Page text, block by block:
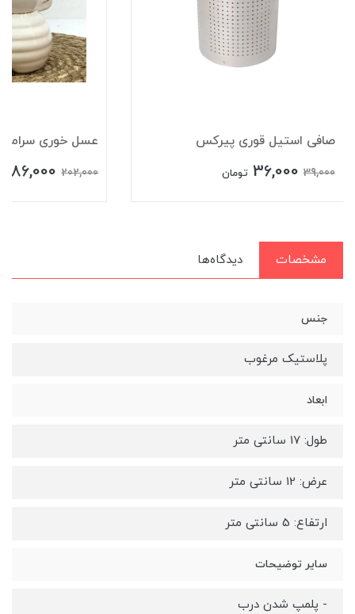
صافی استیل قوری پیرکس
39,000
36,000 تومان
عسل خوری
202,000
186,000
مشخصات دیدگاه‌ها
جنس
پلاستیک مرغوب
ابعاد
طول: 17 سانتی متر
عرض: 12 سانتی متر
ارتفاع: 5 سانتی متر
سایر توضیحات
- پلمپ شدن درب